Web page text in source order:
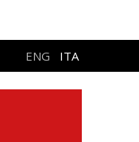
ENG ITA